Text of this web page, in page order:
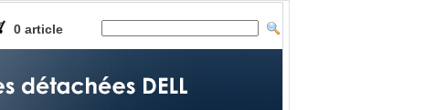
0 article